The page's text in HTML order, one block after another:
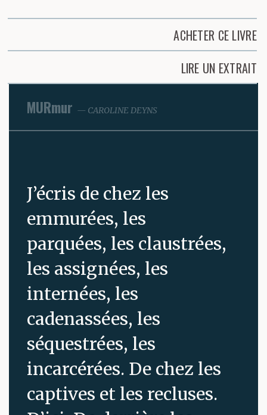
ACHETER CE LIVRE
LIRE UN EXTRAIT
MURmur CAROLINE DEYNS
J’écris de chez les
emmurées, les
parquées, les claustrées,
les assignées, les
internées, les
cadenassées, les
séquestrées, les
incarcérées. De chez les
captives et les recluses.